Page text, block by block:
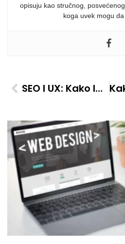
opisuju kao stručnog,
koga uvek mogu
SEO I UX: Kako Ih Uskladiti Za Bolje Rezultate